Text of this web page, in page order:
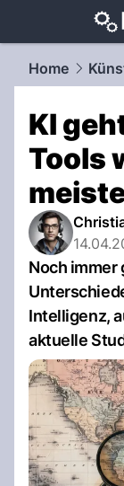
Home
KI
Tools
Noch immer
Intelligenz,
aktuelle